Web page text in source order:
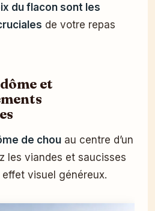
du flacon sont les
de votre repas
et
de chou au centre d’un
les viandes et saucisses
visuel généreux.